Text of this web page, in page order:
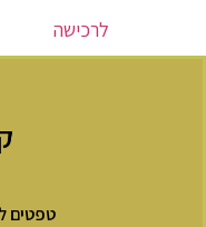
לרכישה
טפטים